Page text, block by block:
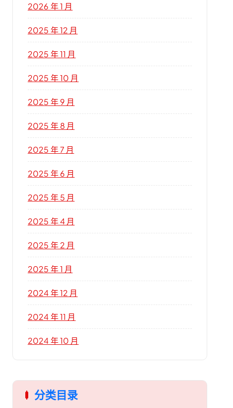
2026 年 1 月
2025 年 12 月
2025 年 11 月
2025 年 10 月
2025 年 9 月
2025 年 8 月
2025 年 7 月
2025 年 6 月
2025 年 5 月
2025 年 4 月
2025 年 2 月
2025 年 1 月
2024 年 12 月
2024 年 11 月
2024 年 10 月
分类目录